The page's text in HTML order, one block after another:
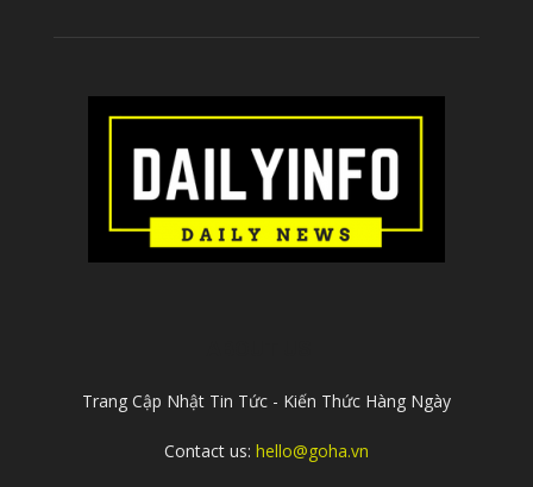
Trang Cập Nhật Tin Tức - Kiến Thức Hàng Ngày
Contact us: hello@goha.vn